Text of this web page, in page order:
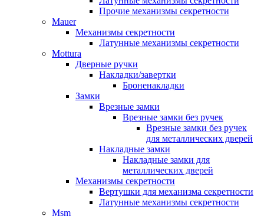
Прочие механизмы секретности
Mauer
Механизмы секретности
Латунные механизмы секретности
Mottura
Дверные ручки
Накладки/завертки
Броненакладки
Замки
Врезные замки
Врезные замки без ручек
Врезные замки без ручек
для металлических дверей
Накладные замки
Накладные замки для
металлических дверей
Механизмы секретности
Вертушки для механизма секретности
Латунные механизмы секретности
Msm